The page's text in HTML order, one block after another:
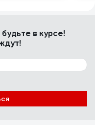
в курсе!